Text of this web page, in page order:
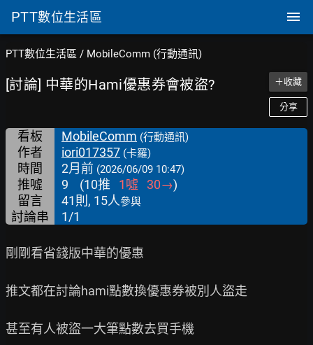
PTT數位生活區
PTT數位生活區 / MobileComm (行動通訊)
[討論] 中華的Hami優惠券會被盜? ＋收藏
分享
看板 MobileComm (行動通訊)
作者 iori017357 (卡羅)
時間 2月前 (2026/06/09 10:47)
推噓 9 (10推 1噓 30→)
留言
41則, 15人參與
討論串 1/1
剛剛看省錢版中華的優惠
推文都在討論hami點數換優惠券被別人盜走
甚至有人被盜一大筆點數去買手機